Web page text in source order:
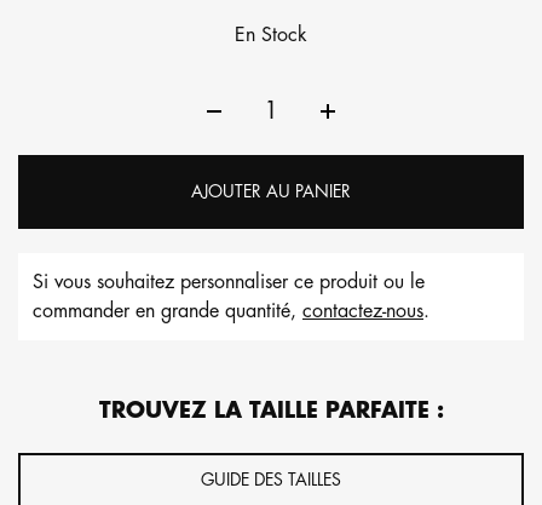
En Stock
AJOUTER AU PANIER
Si vous souhaitez personnaliser ce produit ou le
commander en grande quantité, contactez-nous.
TROUVEZ LA TAILLE PARFAITE :
GUIDE DES TAILLES